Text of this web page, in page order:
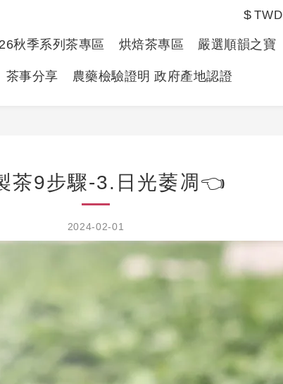
$ TWD
秋季系列茶專區 烘焙茶專區 嚴選順韻之寶
茶事分享 農藥檢驗證明 政府產地認證
茶9步驟-3.日光萎凋👈
2024-02-01